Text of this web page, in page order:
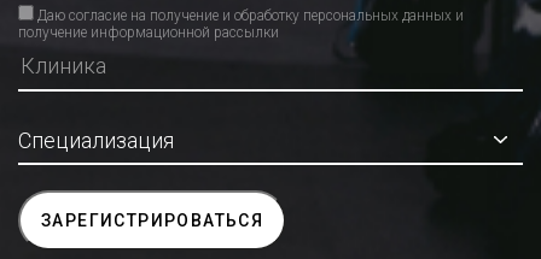
Даю согласие на получение и обработку персональных данных и
получение информационной рассылки